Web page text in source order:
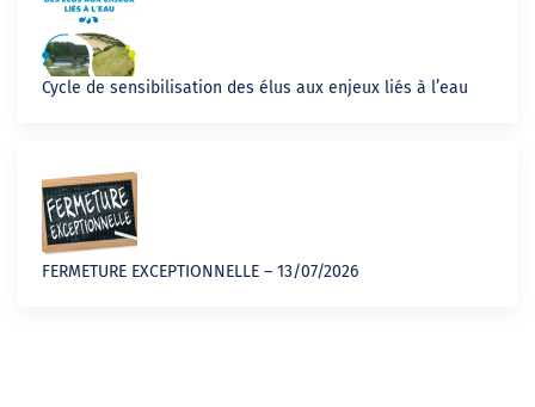
Cycle de sensibilisation des élus aux enjeux liés à l’eau
FERMETURE EXCEPTIONNELLE – 13/07/2026